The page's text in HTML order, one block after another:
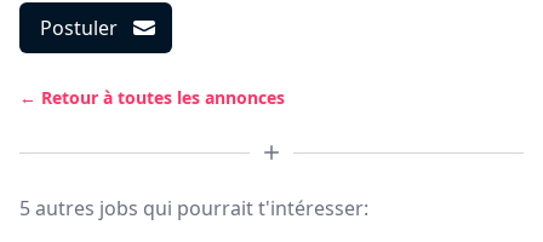
Postuler
← Retour à toutes les annonces
5 autres jobs qui pourrait t'intéresser: